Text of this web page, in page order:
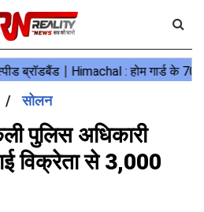
सोलन
पुलिस अधिकारी
विक्रेता से 3,000